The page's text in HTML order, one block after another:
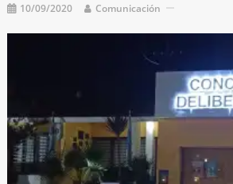
10/09/2020 Comunicación